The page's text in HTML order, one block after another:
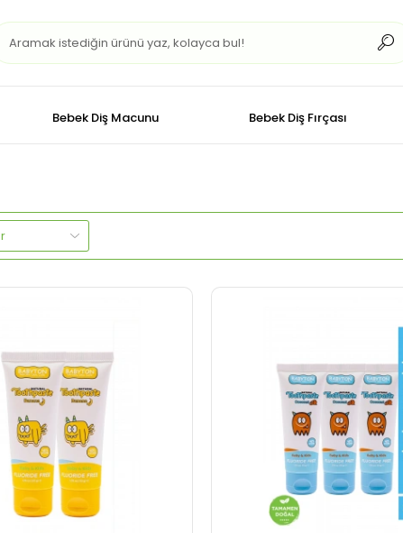
Bebek Diş Macunu Bebek Diş Fırçası